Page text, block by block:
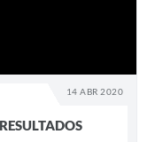
14 ABR 2020